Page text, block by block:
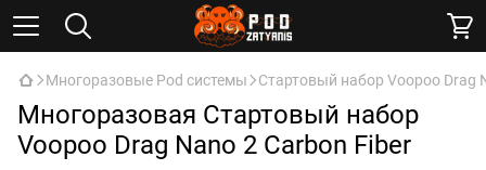
Многоразовые Pod системы Стартовый набор Voopoo Drag
Многоразовая Стартовый набор
Voopoo Drag Nano 2 Carbon Fiber